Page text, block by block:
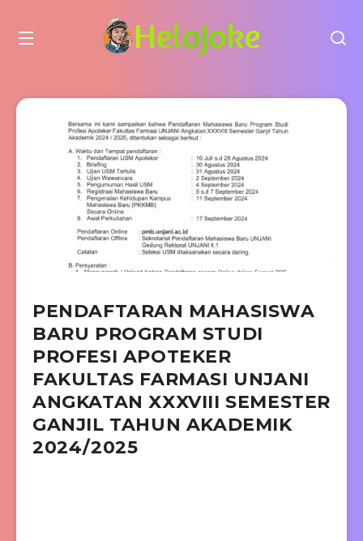
PENDAFTARAN MAHASISWA
BARU PROGRAM STUDI
PROFESI APOTEKER
FAKULTAS FARMASI UNJANI
ANGKATAN XXXVIII SEMESTER
GANJIL TAHUN AKADEMIK
2024/2025